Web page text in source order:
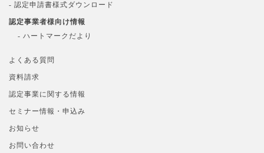
- 認定申請書様式ダウンロード
認定事業者様向け情報
- ハートマークだより
よくある質問
資料請求
認定事業に関する情報
セミナー情報・申込み
お知らせ
お問い合わせ